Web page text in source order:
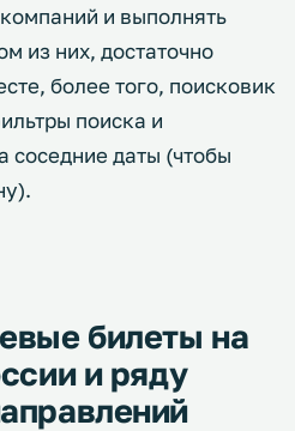
и выполнять
из них, достаточно
более того, поисковик
поиска и
соседние даты (чтобы
билеты на
и ряду